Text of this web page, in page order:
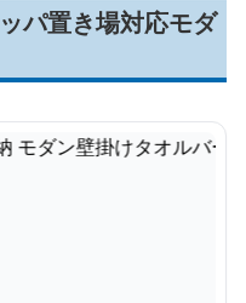
パ置き場対応モダ